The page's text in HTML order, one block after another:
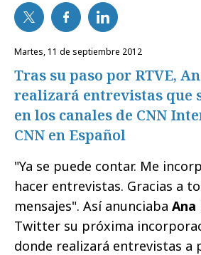
martes, 11 de septiembre 2012
Tras su paso por RTVE,
realizará entrevistas que
en los canales de CNN
CNN en Español
"Ya se puede contar. Me
hacer entrevistas. Gracias a
mensajes". Así anunciaba
Twitter su próxima
donde realizará entrevistas a